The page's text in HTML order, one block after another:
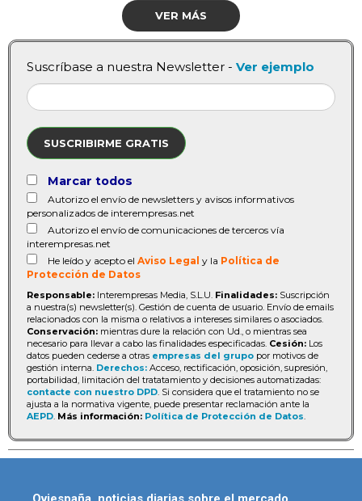
VER MÁS
Suscríbase a nuestra Newsletter - Ver ejemplo
SUSCRIBIRME GRATIS
Marcar todos
Autorizo el envío de newsletters y avisos informativos
personalizados de interempresas.net
Autorizo el envío de comunicaciones de terceros vía
interempresas.net
He leído y acepto el Aviso Legal y la Política de
Protección de Datos
Responsable: Interempresas Media, S.L.U. Finalidades: Suscripción
a nuestra(s) newsletter(s). Gestión de cuenta de usuario. Envío de emails
relacionados con la misma o relativos a intereses similares o asociados.
Conservación: mientras dure la relación con Ud., o mientras sea
necesario para llevar a cabo las finalidades especificadas. Cesión: Los
datos pueden cederse a otras empresas del grupo por motivos de
gestión interna. Derechos: Acceso, rectificación, oposición, supresión,
portabilidad, limitación del tratatamiento y decisiones automatizadas:
contacte con nuestro DPD. Si considera que el tratamiento no se
ajusta a la normativa vigente, puede presentar reclamación ante la
AEPD. Más información: Política de Protección de Datos.